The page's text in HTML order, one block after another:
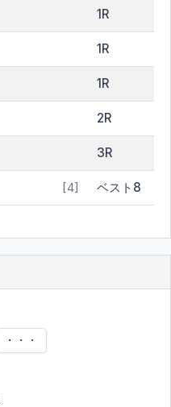
1R
1R
1R
2R
3R
[4] ベスト8
・・・